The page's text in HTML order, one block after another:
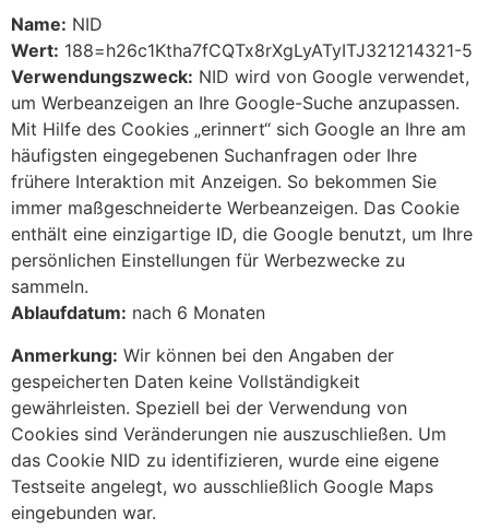
Name: NID
Wert: 188=h26c1Ktha7fCQTx8rXgLyATyITJ321214321-5
Verwendungszweck: NID wird von Google verwendet,
um Werbeanzeigen an Ihre Google-Suche anzupassen.
Mit Hilfe des Cookies „erinnert“ sich Google an Ihre am
häufigsten eingegebenen Suchanfragen oder Ihre
frühere Interaktion mit Anzeigen. So bekommen Sie
immer maßgeschneiderte Werbeanzeigen. Das Cookie
enthält eine einzigartige ID, die Google benutzt, um Ihre
persönlichen Einstellungen für Werbezwecke zu
sammeln.
Ablaufdatum: nach 6 Monaten
Anmerkung: Wir können bei den Angaben der
gespeicherten Daten keine Vollständigkeit
gewährleisten. Speziell bei der Verwendung von
Cookies sind Veränderungen nie auszuschließen. Um
das Cookie NID zu identifizieren, wurde eine eigene
Testseite angelegt, wo ausschließlich Google Maps
eingebunden war.